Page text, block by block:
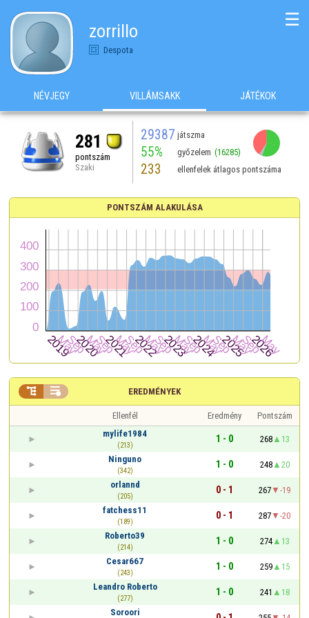
zorrillo
Despota
☰
NÉVJEGY VILLÁMSAKK JÁTÉKOK
281
pontszám
Szaki
29387 játszma
55% győzelem (16285)
233 ellenfelek átlagos pontszáma
PONTSZÁM ALAKULÁSA
EREDMÉNYEK
 
Ellenfél Eredmény
Pontszám
mylife1984
(213)
1 - 0 268
13
Ninguno
(342)
1 - 0 248
20
orlannd
(205)
0 - 1 267
-19
fatchess11
(189)
0 - 1 287
-20
Roberto39
(214)
1 - 0 274
13
Cesar667
(243)
1 - 0 259
15
Leandro Roberto
(277)
1 - 0 241
18
Soroori